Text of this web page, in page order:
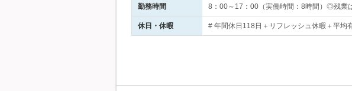
勤務時間 8：00～17：00（実働時間：8時間）◎残業
休日・休暇 # 年間休日118日＋リフレッシュ休暇＋平